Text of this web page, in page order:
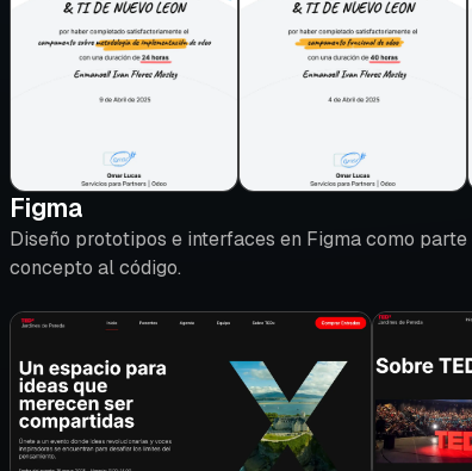
Figma
Diseño prototipos e interfaces en Figma como
concepto al código.